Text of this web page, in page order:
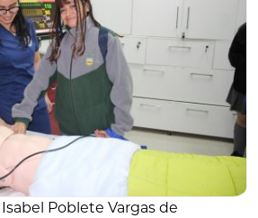
Poblete Vargas de